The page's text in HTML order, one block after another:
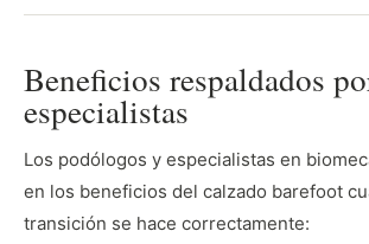
Beneficios respaldados
especialistas
Los podólogos y especialistas en
en los beneficios del calzado barefoot
transición se hace correctamente: